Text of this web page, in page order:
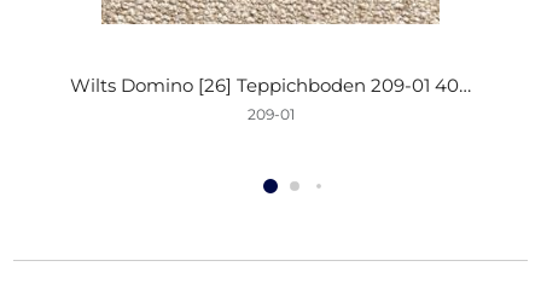
Wilts Domino [26] Teppichboden 209-01 400cm
209-01